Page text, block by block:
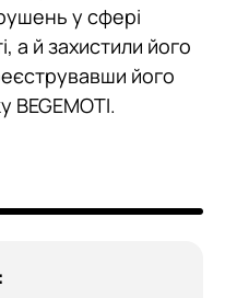
у сфері
а й захистили його
його
BEGEMOTI.